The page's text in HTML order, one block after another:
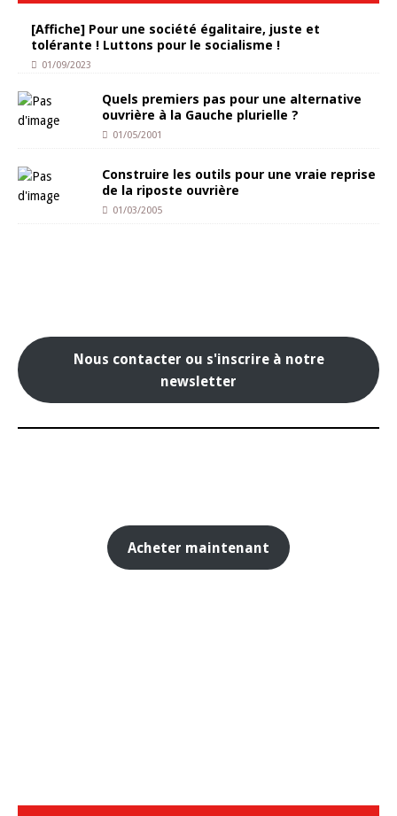
[Affiche] Pour une société égalitaire, juste et
tolérante ! Luttons pour le socialisme !
01/09/2023
Quels premiers pas pour une alternative
ouvrière à la Gauche plurielle ?
01/05/2001
Construire les outils pour une vraie reprise
de la riposte ouvrière
01/03/2005
Nous contacter ou s'inscrire à notre
newsletter
Acheter maintenant